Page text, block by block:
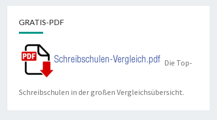
GRATIS-PDF
Die Top-
Schreibschulen in der großen Vergleichsübersicht.